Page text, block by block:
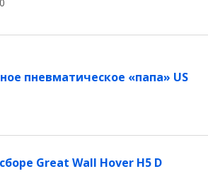
пневматическое «папа» US
Great Wall Hover H5 D